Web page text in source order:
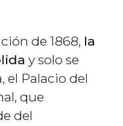
de 1868, la
y solo se
el Palacio del
que
del